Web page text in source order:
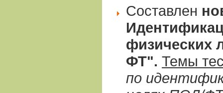
Составлен
физических
ФТ". Темы
по